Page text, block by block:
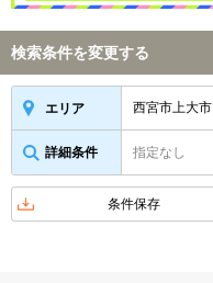
検索条件を変更する
エリア 西宮市上大市
詳細条件 指定なし
条件保存